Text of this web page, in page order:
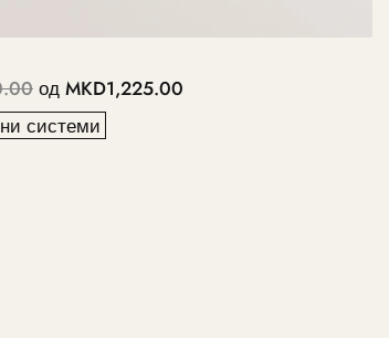
од MKD1,225.00
системи